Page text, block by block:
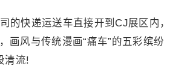
快递运送车直接开到CJ展区内，
画风与传统漫画“痛车”的五彩缤纷
清流!